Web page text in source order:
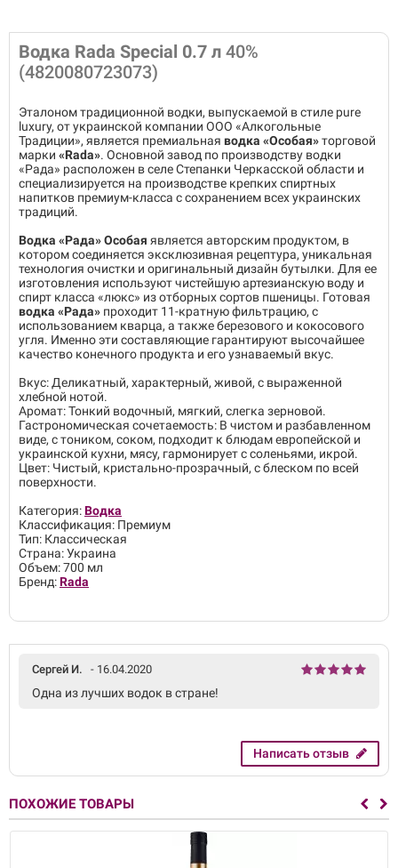
Водка Rada Special 0.7 л 40%
(4820080723073)
Эталоном традиционной водки, выпускаемой в стиле pure
luxury, от украинской компании ООО «Алкогольные
Традиции», является премиальная водка «Особая»торговой
марки «Rada». Основной завод по производству водки
«Рада» расположен в селе Степанки Черкасской области и
специализируется на производстве крепких спиртных
напитков премиум-класса с сохранением всех украинских
традиций.
Водка «Рада» Особая является авторским продуктом, в
котором соединяется эксклюзивная рецептура, уникальная
технология очистки и оригинальный дизайн бутылки. Для ее
изготовления используют чистейшую артезианскую воду и
спирт класса «люкс» из отборных сортов пшеницы. Готовая
водка «Рада» проходит 11-кратную фильтрацию, с
использованием кварца, а также березового и кокосового
угля. Именно эти составляющие гарантируют высочайшее
качество конечного продукта и его узнаваемый вкус.
Вкус: Деликатный, характерный, живой, с выраженной
хлебной нотой.
Аромат: Тонкий водочный, мягкий, слегка зерновой.
Гастрономическая сочетаемость: В чистом и разбавленном
виде, с тоником, соком, подходит к блюдам европейской и
украинской кухни, мясу, гармонирует с соленьями, икрой.
Цвет: Чистый, кристально-прозрачный, с блеском по всей
поверхности.
Категория:Водка
Классификация: Премиум
Тип: Классическая
Страна: Украина
Объем: 700 мл
Бренд:Rada
Сергей И. - 16.04.2020
Одна из лучших водок в стране!
Написать отзыв
ПОХОЖИЕ ТОВАРЫ